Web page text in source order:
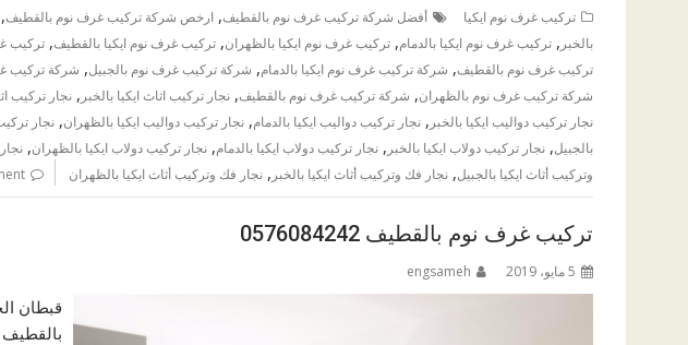
تركيب غرف نوم ايكيا أفضل شركة تركيب غرف نوم بالقطيف, ارخص شركة تركيب غرف نوم بالقطيف,
بالخبر , تركيب غرف نوم ايكيا بالدمام, تركيب غرف نوم ايكيا بالظهران, تركيب غرف نوم ايكيا بالقطيف, تركيب
تركيب غرف نوم بالقطيف, شركة تركيب غرف نوم ايكيا بالدمام, شركة تركيب غرف نوم بالجبيل, شركة تركيب
شركة تركيب غرف نوم بالظهران, شركة تركيب غرف نوم بالقطيف, نجار تركيب اثاث ايكيا بالخبر , نجار تركيب
نجار تركيب دواليب ايكيا بالخبر , نجار تركيب دواليب ايكيا بالدمام, نجار تركيب دواليب ايكيا بالظهران, نجار
بالجبيل, نجار تركيب دولاب ايكيا بالخبر , نجار تركيب دولاب ايكيا بالدمام, نجار تركيب دولاب ايكيا بالظهران,
وتركيب أثاث ايكيا بالجبيل, نجار فك وتركيب أثاث ايكيا بالخبر , نجار فك وتركيب أثاث ايكيا بالظهران
تركيب غرف نوم بالقطيف 0576084242
5 مايو، 2019 engsameh
قبطان
بالقطيف